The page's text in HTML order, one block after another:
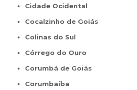
Cidade Ocidental
Cocalzinho de Goiás
Colinas do Sul
Córrego do Ouro
Corumbá de Goiás
Corumbaíba